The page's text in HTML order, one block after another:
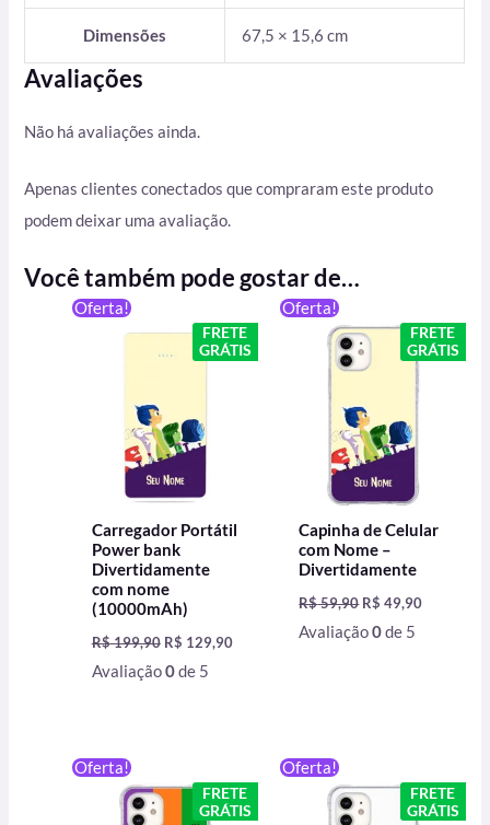
Dimensões 67,5 × 15,6 cm
Avaliações
Não há avaliações ainda.
Apenas clientes conectados que compraram este produto
podem deixar uma avaliação.
Você também pode gostar de…
Oferta!
FRETE
GRÁTIS
Carregador Portátil
Power bank
Divertidamente
com nome
(10000mAh)
R$199,90
preço
original
era:
R$ 129,90
preço
atual
é:
Avaliação0de 5
Oferta!
FRETE
GRÁTIS
Capinha de Celular
com Nome –
Divertidamente
R$59,90
original
era:
R$ 59,90.
R$ 49,90
preço
atual
é:
Avaliação0de 5
Oferta!
FRETE
GRÁTIS
original
era:
preço
atual
é:
Oferta!
FRETE
GRÁTIS
original
era:
preço
atual
é: